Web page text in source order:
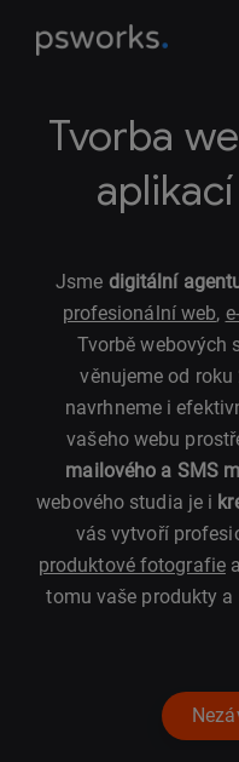
Tvorba
Jsme digitální
profesionální web,
Tvorbě webových
věnujeme od
navrhneme i
vašeho webu
mailového a SMS
webového studia je i
vás vytvoří
produktové fotografie
tomu vaše produkty